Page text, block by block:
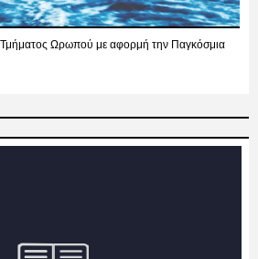
Τμήματος Ωρωπού με αφορμή την Παγκόσμια